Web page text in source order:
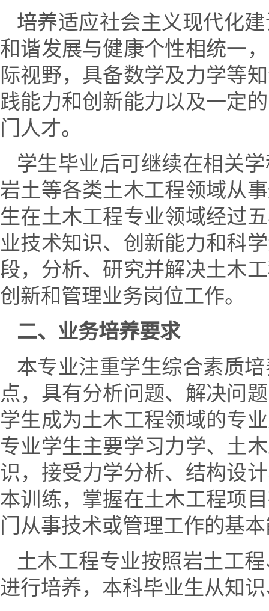
培养适应社会主义现代化
和谐发展与健康个性相统一
际视野，具备数学及力学等
践能力和创新能力以及一定
门人才。
学生毕业后可继续在相关
岩土等各类土木工程领域从
生在土木工程专业领域经过
业技术知识、 创新能力和科学
段，分析、研究并解决土木
创新和管理业务岗位工作。
二、业务培养要求
本专业注重学生综合素质
点，具有分析问题、解决问
学生成为土木工程领域的专
专业学生主要学习力学、土
识，接受力学分析、结构设
本训练，掌握在土木工程项
门从事技术或管理工作的基
土木工程专业按照岩土工
进行培养，本科毕业生从知